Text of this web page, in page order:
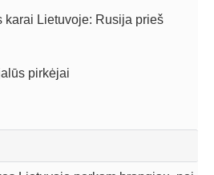
karai Lietuvoje: Rusija prieš
pirkėjai